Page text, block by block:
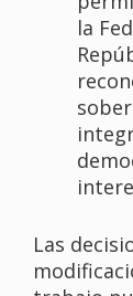
la
Las